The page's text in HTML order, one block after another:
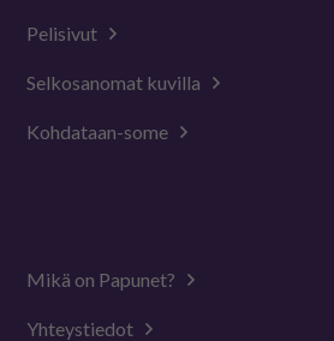
Pelisivut
Selkosanomat kuvilla
Kohdataan-some
Mikä on Papunet?
Yhteystiedot